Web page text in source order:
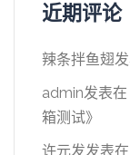
近期评论
辣条拌鱼翅
admin发表
箱测试》
许元发发表